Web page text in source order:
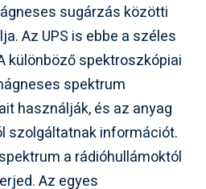
sugárzás közötti
Az UPS is ebbe a széles
különböző spektroszkópiai
spektrum
használják, és az anyag
szolgáltatnak információt.
a rádióhullámoktól
Az egyes